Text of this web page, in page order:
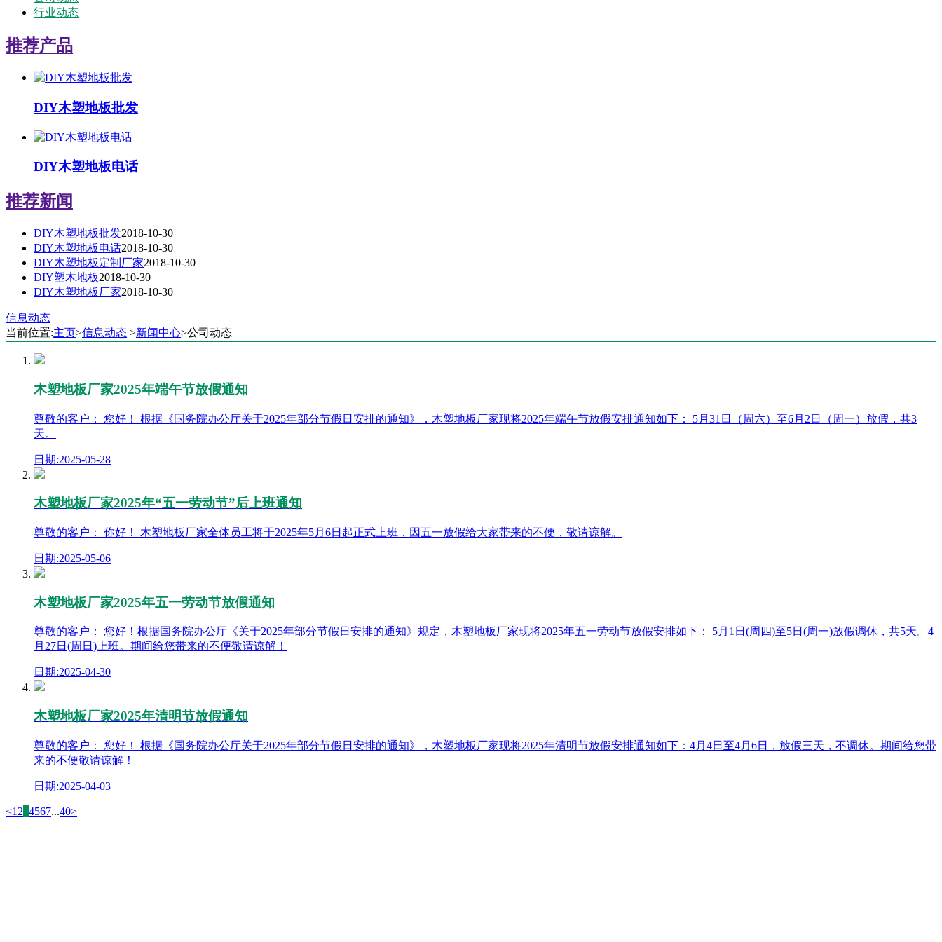
行业动态
推荐产品
DIY木塑地板批发
DIY木塑地板电话
推荐新闻
DIY木塑地板批发2018-10-30
DIY木塑地板电话2018-10-30
DIY木塑地板定制厂家2018-10-30
DIY塑木地板2018-10-30
DIY木塑地板厂家2018-10-30
信息动态
当前位置:主页>信息动态 >新闻中心>公司动态
木塑地板厂家2025年端午节放假通知
尊敬的客户： 您好！ 根据《国务院办公厅关于2025年部分节假日安排的通知》，木塑地板厂家现将2025年端午节放假安排通知如下： 5月31日（周六）至6月2日（周一）放假，共3
天。
日期:2025-05-28
木塑地板厂家2025年“五一劳动节”后上班通知
尊敬的客户： 你好！ 木塑地板厂家全体员工将于2025年5月6日起正式上班，因五一放假给大家带来的不便，敬请谅解。
日期:2025-05-06
木塑地板厂家2025年五一劳动节放假通知
尊敬的客户： 您好！根据国务院办公厅《关于2025年部分节假日安排的通知》规定，木塑地板厂家现将2025年五一劳动节放假安排如下： 5月1日(周四)至5日(周一)放假调休，共5天。4
月27日(周日)上班。期间给您带来的不便敬请谅解！
日期:2025-04-30
木塑地板厂家2025年清明节放假通知
尊敬的客户： 您好！ 根据《国务院办公厅关于2025年部分节假日安排的通知》，木塑地板厂家现将2025年清明节放假安排通知如下：4月4日至4月6日，放假三天，不调休。期间给您带
来的不便敬请谅解！
日期:2025-04-03
<1 2 4567...40>